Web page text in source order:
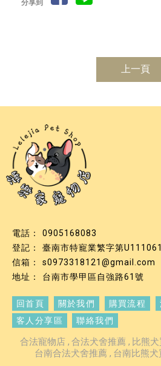
分享到
上一頁
0905168083
臺南市特寵業繁字第
s0973318121@gmail.com
台南市學甲區自強路61號
回首頁 關於我們 購買流程
客人分享區
聯絡我們
合法寵物店 合法犬舍推薦 比熊
台南合法犬舍推薦
台南比熊犬